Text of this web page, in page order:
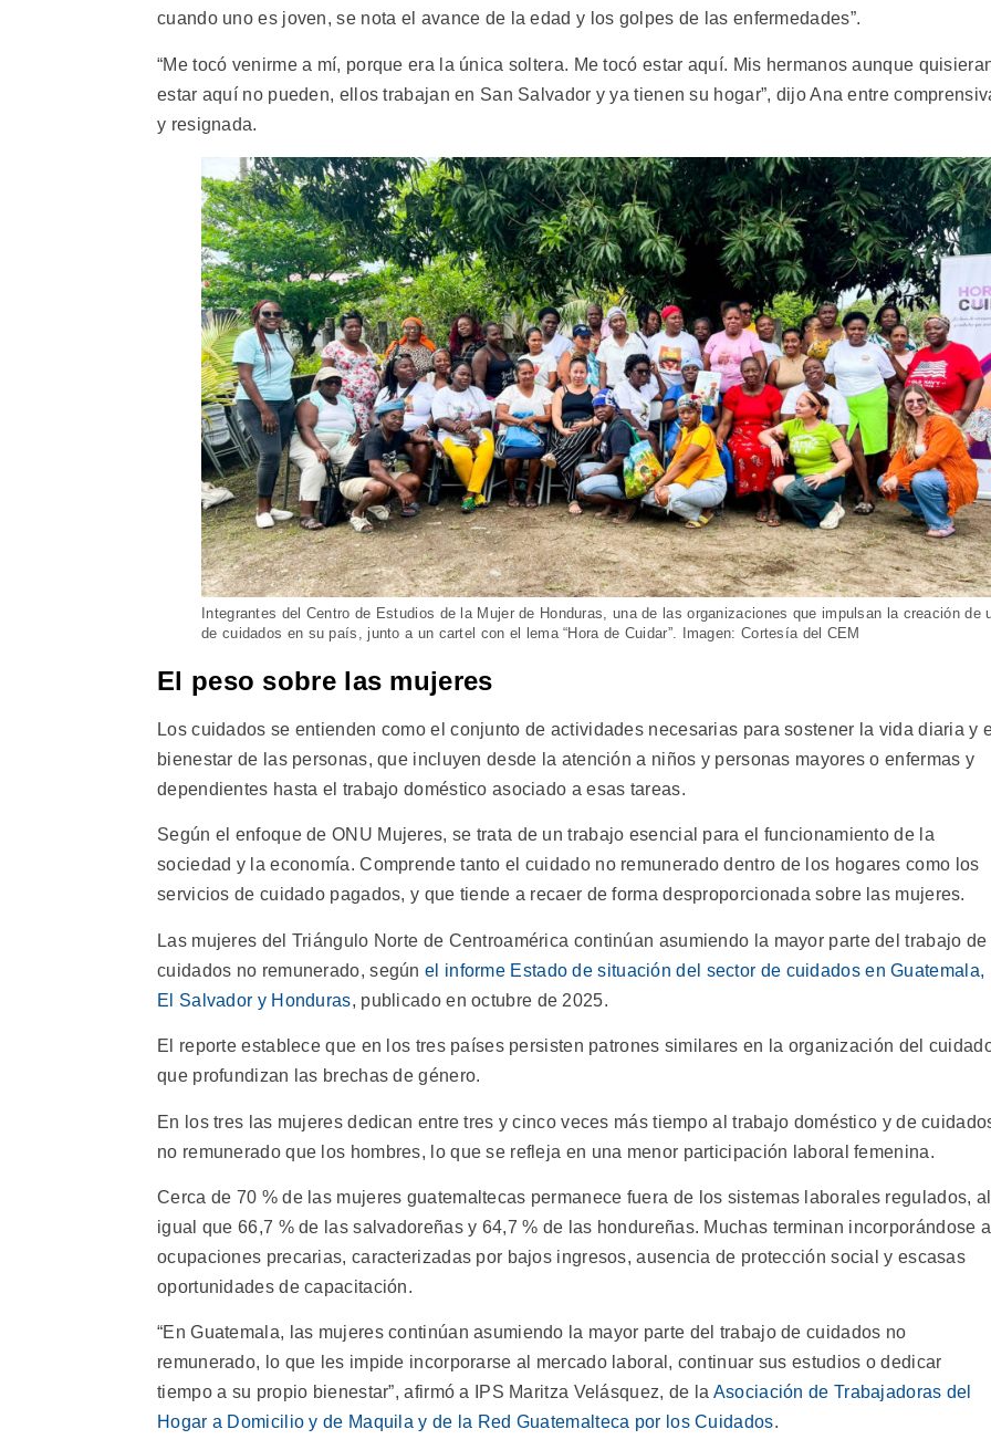
cuando uno es joven, se nota el avance de la edad y los golpes de las enfermedades”.
“Me tocó venirme a mí, porque era la única soltera. Me tocó estar aquí. Mis hermanos aunque
estar aquí no pueden, ellos trabajan en San Salvador y ya tienen su hogar”, dijo Ana entre
y resignada.
Integrantes del Centro de Estudios de la Mujer de Honduras, una de las organizaciones que impulsan la creación de
de cuidados en su país, junto a un cartel con el lema “Hora de Cuidar”. Imagen: Cortesía del CEM
El peso sobre las mujeres
Los cuidados se entienden como el conjunto de actividades necesarias para sostener la vida diaria y
bienestar de las personas, que incluyen desde la atención a niños y personas mayores o enfermas y
dependientes hasta el trabajo doméstico asociado a esas tareas.
Según el enfoque de ONU Mujeres, se trata de un trabajo esencial para el funcionamiento de la
sociedad y la economía. Comprende tanto el cuidado no remunerado dentro de los hogares como los
servicios de cuidado pagados, y que tiende a recaer de forma desproporcionada sobre las mujeres.
Las mujeres del Triángulo Norte de Centroamérica continúan asumiendo la mayor parte del trabajo de
cuidados no remunerado, segúnel informe Estado de situación del sector de cuidados en Guatemala,
El Salvador y Honduras, publicado en octubre de 2025.
El reporte establece que en los tres países persisten patrones similares en la organización del
que profundizan las brechas de género.
En los tres las mujeres dedican entre tres y cinco veces más tiempo al trabajo doméstico y de
no remunerado que los hombres, lo que se refleja en una menor participación laboral femenina.
Cerca de 70 % de las mujeres guatemaltecas permanece fuera de los sistemas laborales regulados, al
igual que 66,7 % de las salvadoreñas y 64,7 % de las hondureñas. Muchas terminan incorporándose a
ocupaciones precarias, caracterizadas por bajos ingresos, ausencia de protección social y escasas
oportunidades de capacitación.
“En Guatemala, las mujeres continúan asumiendo la mayor parte del trabajo de cuidados no
remunerado, lo que les impide incorporarse al mercado laboral, continuar sus estudios o dedicar
tiempo a su propio bienestar”, afirmó a IPS Maritza Velásquez, de la Asociación de Trabajadoras del
Hogar a Domicilio y de Maquila y de la Red Guatemalteca por los Cuidados.